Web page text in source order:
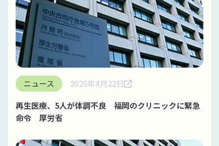
ニュース
2026年4月22日
再生医療、5人が体調不良 福岡のクリニックに緊急
命令 厚労省